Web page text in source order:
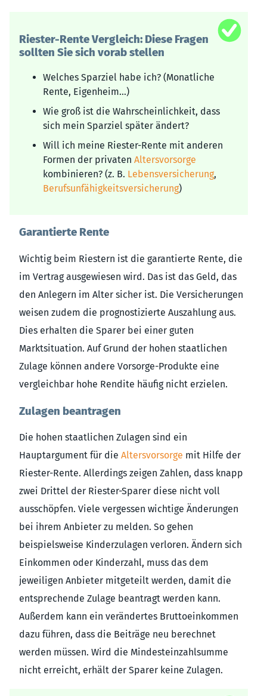
Riester-Rente Vergleich: Diese Fragen
sollten Sie sich vorab stellen
Welches Sparziel habe ich? (Monatliche
Rente, Eigenheim…)
Wie groß ist die Wahrscheinlichkeit, dass
sich mein Sparziel später ändert?
Will ich meine Riester-Rente mit anderen
Formen der privaten Altersvorsorge
kombinieren? (z. B. Lebensversicherung,
Berufsunfähigkeitsversicherung)
Garantierte Rente
Wichtig beim Riestern ist die garantierte Rente, die
im Vertrag ausgewiesen wird. Das ist das Geld, das
den Anlegern im Alter sicher ist. Die Versicherungen
weisen zudem die prognostizierte Auszahlung aus.
Dies erhalten die Sparer bei einer guten
Marktsituation. Auf Grund der hohen staatlichen
Zulage können andere Vorsorge-Produkte eine
vergleichbar hohe Rendite häufig nicht erzielen.
Zulagen beantragen
Die hohen staatlichen Zulagen sind ein
Hauptargument für die Altersvorsorge mit Hilfe der
Riester-Rente. Allerdings zeigen Zahlen, dass knapp
zwei Drittel der Riester-Sparer diese nicht voll
ausschöpfen. Viele vergessen wichtige Änderungen
bei ihrem Anbieter zu melden. So gehen
beispielsweise Kinderzulagen verloren. Ändern sich
Einkommen oder Kinderzahl, muss das dem
jeweiligen Anbieter mitgeteilt werden, damit die
entsprechende Zulage beantragt werden kann.
Außerdem kann ein verändertes Bruttoeinkommen
dazu führen, dass die Beiträge neu berechnet
werden müssen. Wird die Mindesteinzahlsumme
nicht erreicht, erhält der Sparer keine Zulagen.